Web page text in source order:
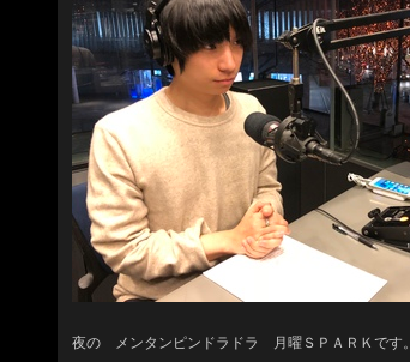
夜の メンタンピンドラドラ 月曜ＳＰＡＲＫです。